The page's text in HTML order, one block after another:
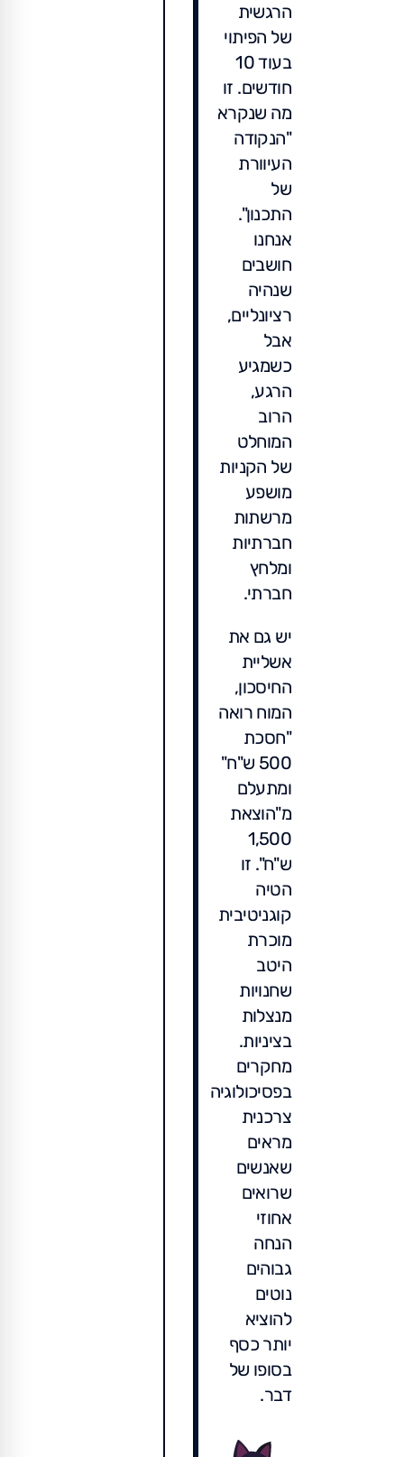
הרגשית
של הפיתוי
בעוד 10
חודשים. זו
מה שנקרא
"הנקודה
העיוורת
של
התכנון".
אנחנו
חושבים
שנהיה
רציונליים,
אבל
כשמגיע
הרגע,
הרוב
המוחלט
של הקניות
מושפע
מרשתות
חברתיות
ומלחץ
חברתי.
יש גם את
אשליית
החיסכון,
המוח רואה
"חסכת
500 ש"ח"
ומתעלם
מ"הוצאת
1,500
ש"ח". זו
הטיה
קוגניטיבית
מוכרת
היטב
שחנויות
מנצלות
בציניות.
מחקרים
בפסיכולוגיה
צרכנית
מראים
שאנשים
שרואים
אחוזי
הנחה
גבוהים
נוטים
להוציא
יותר כסף
בסופו של
דבר.